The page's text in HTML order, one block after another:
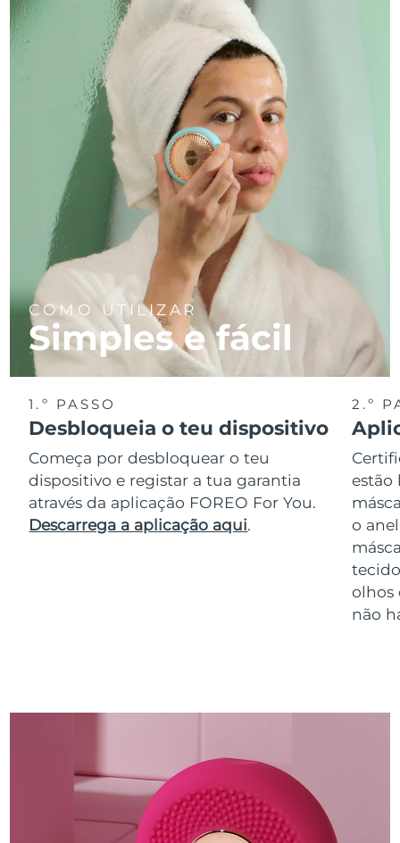
COMO UTILIZAR
Simples e fácil
1.º PASSO
Desbloqueia o teu dispositivo
Começa por desbloquear o teu
dispositivo e registar a tua garantia
através da aplicação FOREO For You.
Descarrega a aplicação aqui.
2.º
estão
o
olhos
não